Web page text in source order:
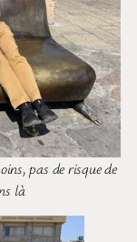
pas de risque de
là